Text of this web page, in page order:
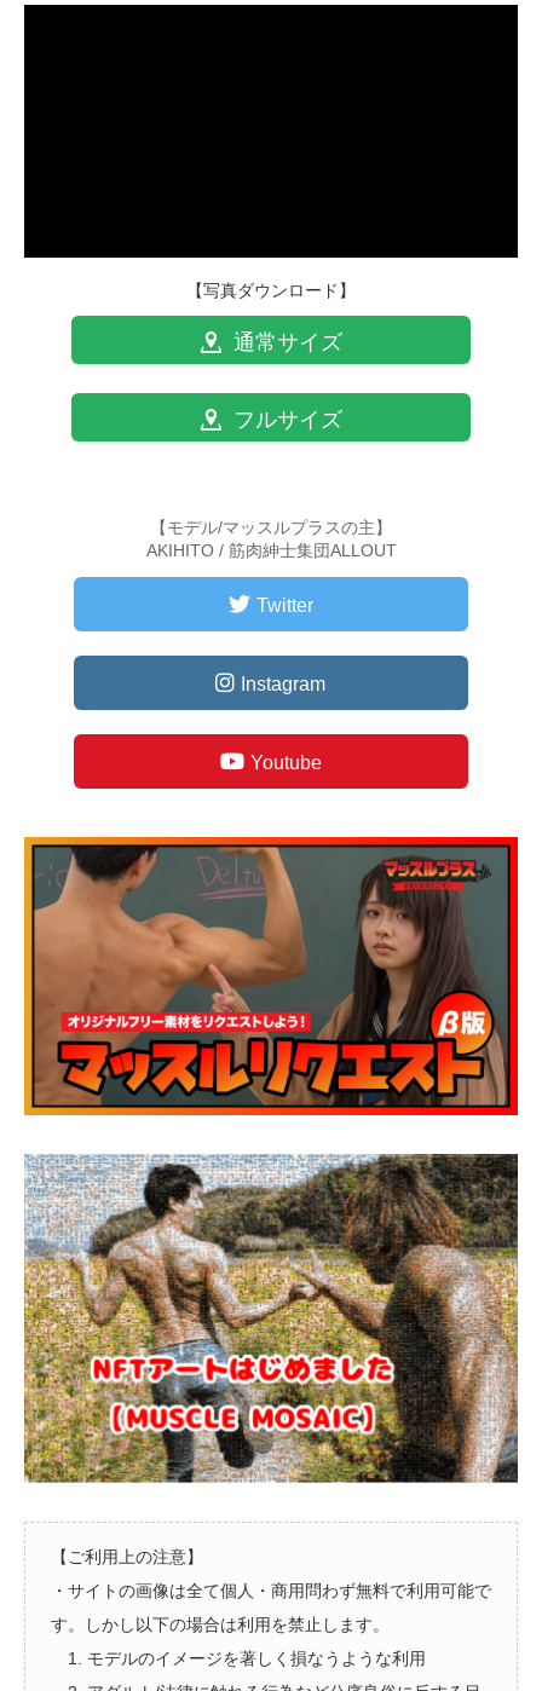
【写真ダウンロード】
通常サイズ
フルサイズ
【モデル/マッスルプラスの主】
AKIHITO / 筋肉紳士集団ALLOUT
Twitter
Instagram
Youtube
【ご利用上の注意】
・サイトの画像は全て個人・商用問わず無料で利用可能で
す。しかし以下の場合は利用を禁止します。
1. モデルのイメージを著しく損なうような利用